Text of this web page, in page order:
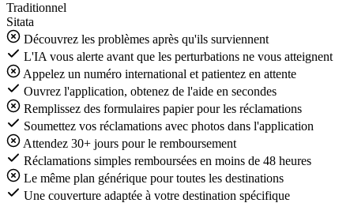
Traditionnel
Sitata
Découvrez les problèmes après qu'ils surviennent
L'IA vous alerte avant que les perturbations ne vous atteignent
Appelez un numéro international et patientez en attente
Ouvrez l'application, obtenez de l'aide en secondes
Remplissez des formulaires papier pour les réclamations
Soumettez vos réclamations avec photos dans l'application
Attendez 30+ jours pour le remboursement
Réclamations simples remboursées en moins de 48 heures
Le même plan générique pour toutes les destinations
Une couverture adaptée à votre destination spécifique